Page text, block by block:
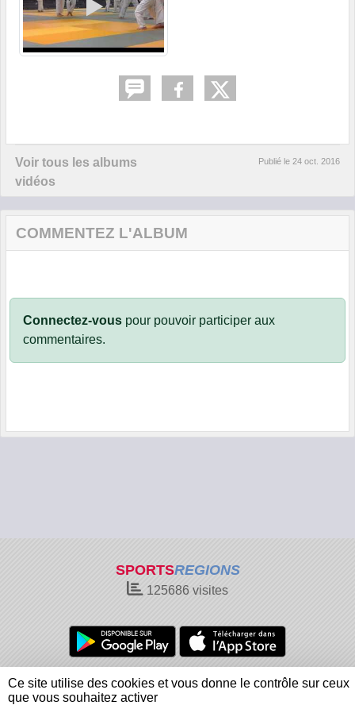
Voir tous les albums
vidéos
Publié le 24 oct. 2016
COMMENTEZ L'ALBUM
Connectez-vous pour pouvoir participer aux
commentaires.
SPORTSREGIONS
125686 visites
Charte cookies
Gestion des cookies
Informations légales
Signaler un contenu inapproprié
Ce site utilise des cookies et vous donne le contrôle sur ceux
que vous souhaitez activer